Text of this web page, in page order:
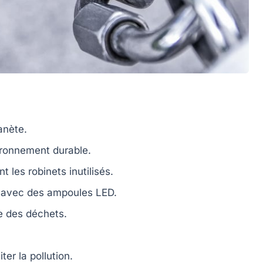
durable.
les robinets inutilisés.
des ampoules LED.
des déchets.
la pollution.